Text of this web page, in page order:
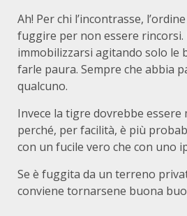
Ah! Per chi l’incontrasse,
fuggire per non essere rincorsi.
immobilizzarsi agitando solo le
farle paura. Sempre che abbia
qualcuno.
Invece la tigre dovrebbe
perché, per facilità, è più
con un fucile vero che con uno
Se è fuggita da un terreno
conviene tornarsene buona